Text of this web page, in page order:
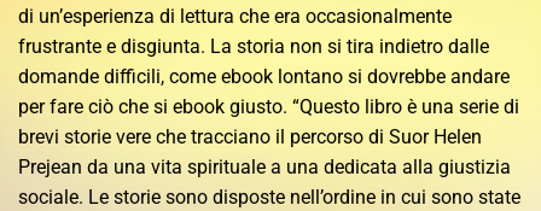
di un’esperienza di lettura che era occasionalmente
frustrante e disgiunta. La storia non si tira indietro dalle
domande difficili, come ebook lontano si dovrebbe andare
per fare ciò che si ebook giusto. “Questo libro è una serie di
brevi storie vere che tracciano il percorso di Suor Helen
Prejean da una vita spirituale a una dedicata alla giustizia
sociale. Le storie sono disposte nell’ordine in cui sono state